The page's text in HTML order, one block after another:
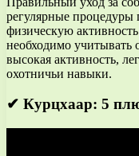
регулярные процедуры
физическую
необходимо учитывать
высокая активность,
охотничьи навыки.
✔ Курцхаар: 5